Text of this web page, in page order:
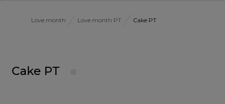
Love month Love month PT Cake PT
Cake PT